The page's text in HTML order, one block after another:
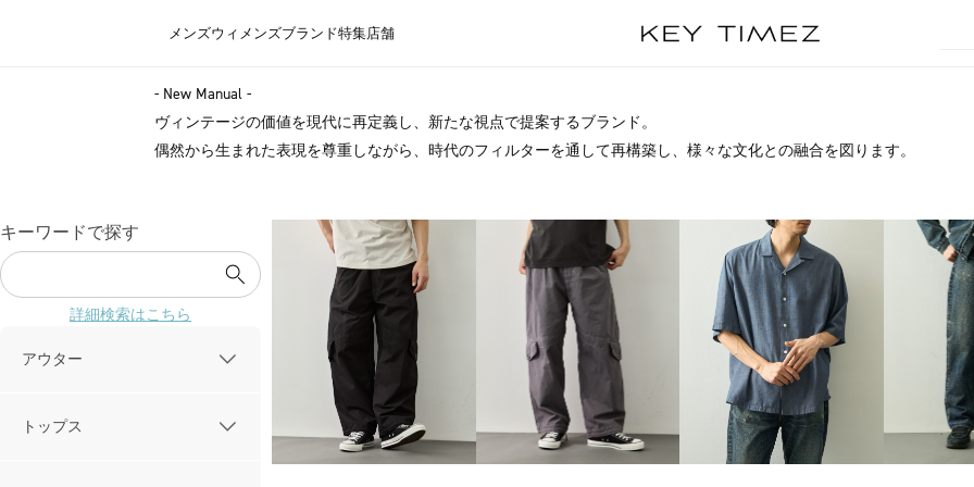
メンズウィメンズブランド特集店舗
- New Manual -
ヴィンテージの価値を現代に再定義し、新たな視点で提案するブランド。
偶然から生まれた表現を尊重しながら、時代のフィルターを通して再構築し、様々な文化との融合を図ります。
キーワードで探す
詳細検索はこちら
アウター
トップス